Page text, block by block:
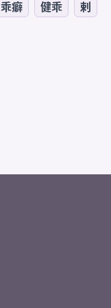
乖癖 健乖 剌